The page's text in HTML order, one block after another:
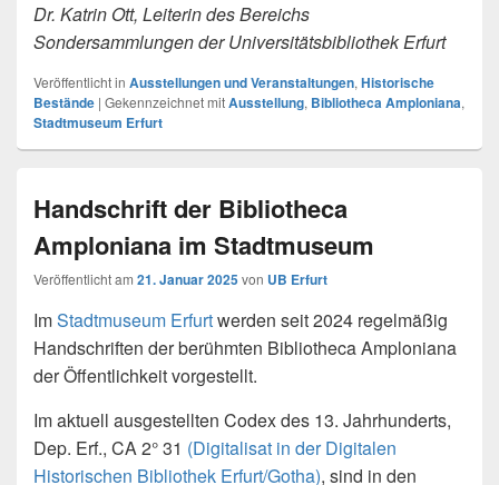
Dr. Katrin Ott, Leiterin des Bereichs
Sondersammlungen der Universitätsbibliothek Erfurt
Veröffentlicht in Ausstellungen und Veranstaltungen, Historische
Bestände | Gekennzeichnet mitAusstellung, Bibliotheca Amploniana,
Stadtmuseum Erfurt
Handschrift der Bibliotheca
Amploniana im Stadtmuseum
Veröffentlicht am 21. Januar 2025von UB Erfurt
ImStadtmuseum Erfurtwerden seit 2024 regelmäßig
Handschriften der berühmten Bibliotheca Amploniana
der Öffentlichkeit vorgestellt.
Im aktuell ausgestellten Codex des 13. Jahrhunderts,
Dep. Erf., CA 2° 31 (Digitalisat in der Digitalen
Historischen Bibliothek Erfurt/Gotha), sind in den